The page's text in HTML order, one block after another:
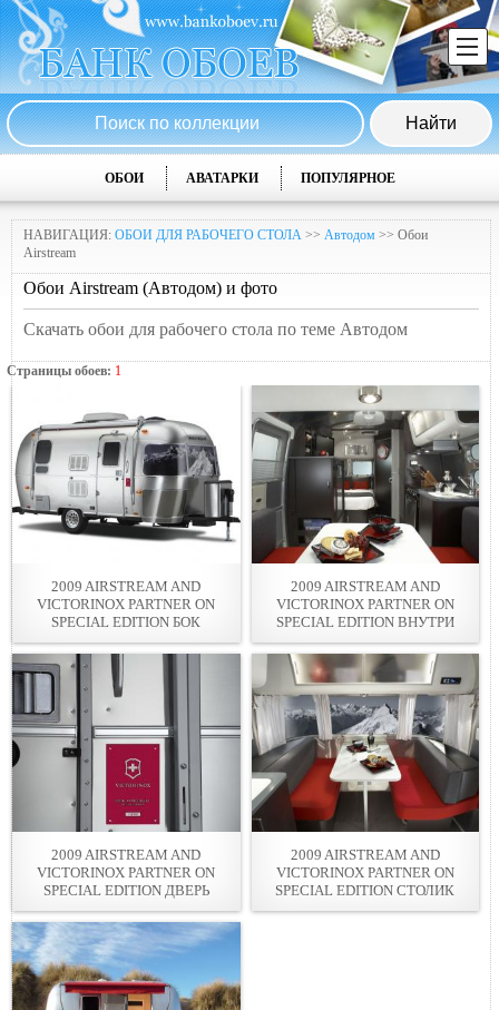
ОБОИ АВАТАРКИ ПОПУЛЯРНОЕ
НАВИГАЦИЯ: ОБОИ ДЛЯ РАБОЧЕГО СТОЛА >> Автодом >> Обои
Airstream
Обои Airstream (Автодом) и фото
Скачать обои для рабочего стола по теме Автодом
Страницы обоев: 1
2009 AIRSTREAM AND
VICTORINOX PARTNER ON
SPECIAL EDITION БОК
2009 AIRSTREAM AND
VICTORINOX PARTNER ON
SPECIAL EDITION ВНУТРИ
2009 AIRSTREAM AND
VICTORINOX PARTNER ON
SPECIAL EDITION ДВЕРЬ
2009 AIRSTREAM AND
VICTORINOX PARTNER ON
SPECIAL EDITION СТОЛИК